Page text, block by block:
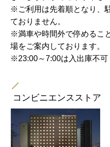
※ご利用は先着順となり、
ておりません。
※満車や時間外で停めるこ
場をご案内しております。
※23:00～7:00は入出庫不可
コンビニエンスストア